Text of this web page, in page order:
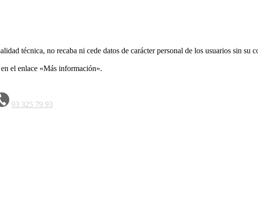
técnica, no recaba ni cede datos de carácter personal de los usuarios sin su
el enlace «Más información».
93 325 79 93